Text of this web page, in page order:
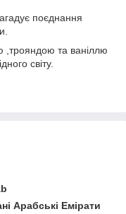
поєднання
,трояндою та ваніллю
світу.
Арабські Емірати